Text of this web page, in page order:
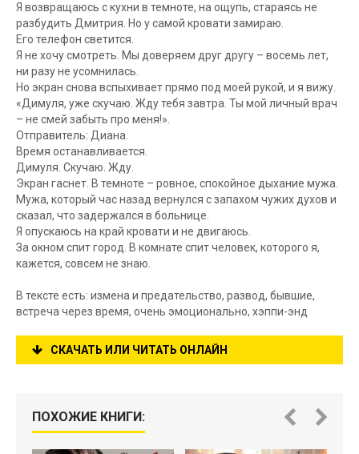
Я возвращаюсь с кухни в темноте, на ощупь, стараясь не
разбудить Дмитрия. Но у самой кровати замираю.
Его телефон светится.
Я не хочу смотреть. Мы доверяем друг другу – восемь лет,
ни разу не усомнилась.
Но экран снова вспыхивает прямо под моей рукой, и я вижу.
«Димуля, уже скучаю. Жду тебя завтра. Ты мой личный врач
– не смей забыть про меня!».
Отправитель: Диана.
Время останавливается.
Димуля. Скучаю. Жду.
Экран гаснет. В темноте – ровное, спокойное дыхание мужа.
Мужа, который час назад вернулся с запахом чужих духов и
сказал, что задержался в больнице.
Я опускаюсь на край кровати и не двигаюсь.
За окном спит город. В комнате спит человек, которого я,
кажется, совсем не знаю.
В тексте есть: измена и предательство, развод, бывшие,
встреча через время, очень эмоционально, хэппи-энд
СКАЧАТЬ ИЛИ ЧИТАТЬ ОНЛАЙН
ПОХОЖИЕ КНИГИ: